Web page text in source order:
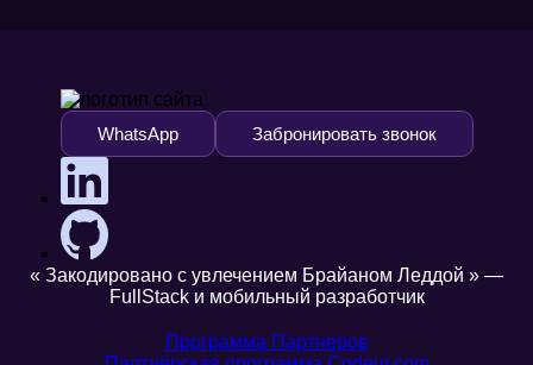
WhatsApp Забронировать звонок
« Закодировано с увлечением Брайаном Леддой » —
FullStack и мобильный разработчик
Программа Партнеров